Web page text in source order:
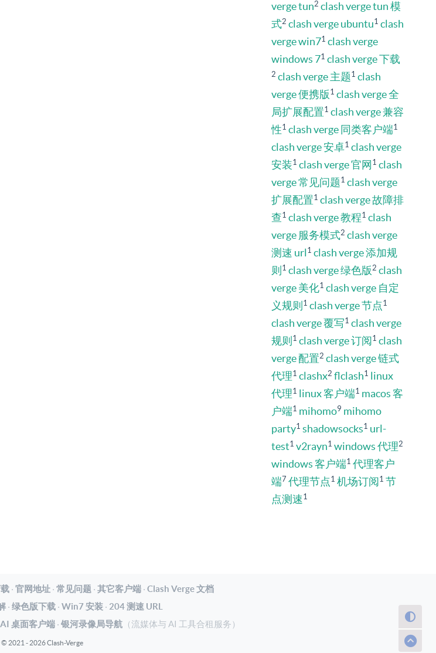
verge tun2 clash verge tun 模
式2 clash verge ubuntu1 clash
verge win71 clash verge
windows 71 clash verge 下载
2 clash verge 主题1 clash
verge 便携版 1 clash verge 全
局扩展配置1 clash verge 兼容
性1 clash verge 同类客户端1
clash verge 安卓1 clash verge
安装1 clash verge 官网 1 clash
verge 常见问题1 clash verge
扩展配置1 clash verge 故障排
查1 clash verge 教程1 clash
verge 服务模式2 clash verge
测速 url 1 clash verge 添加规
则 1 clash verge 绿色版 2 clash
verge 美化1 clash verge 自定
义规则 1 clash verge 节点1
clash verge 覆写1 clash verge
规则 1 clash verge 订阅1 clash
verge 配置2 clash verge 链式
代理1 clashx2 flclash1 linux
代理1 linux 客户端1 macos 客
户端1 mihomo9 mihomo
party1 shadowsocks1 url-
test1 v2rayn1 windows 代理2
windows 客户端1 代理客户
端7 代理节点1 机场订阅1 节
点测速1
· 官网地址· 常见问题 · 其它客户端· Clash Verge 文档
· 绿色版下载· Win7 安装· 204 测速 URL
桌面客户端 · 银河录像局导航 （流媒体与 AI 工具合租服务）
© 2021 - 2026 Clash-Verge